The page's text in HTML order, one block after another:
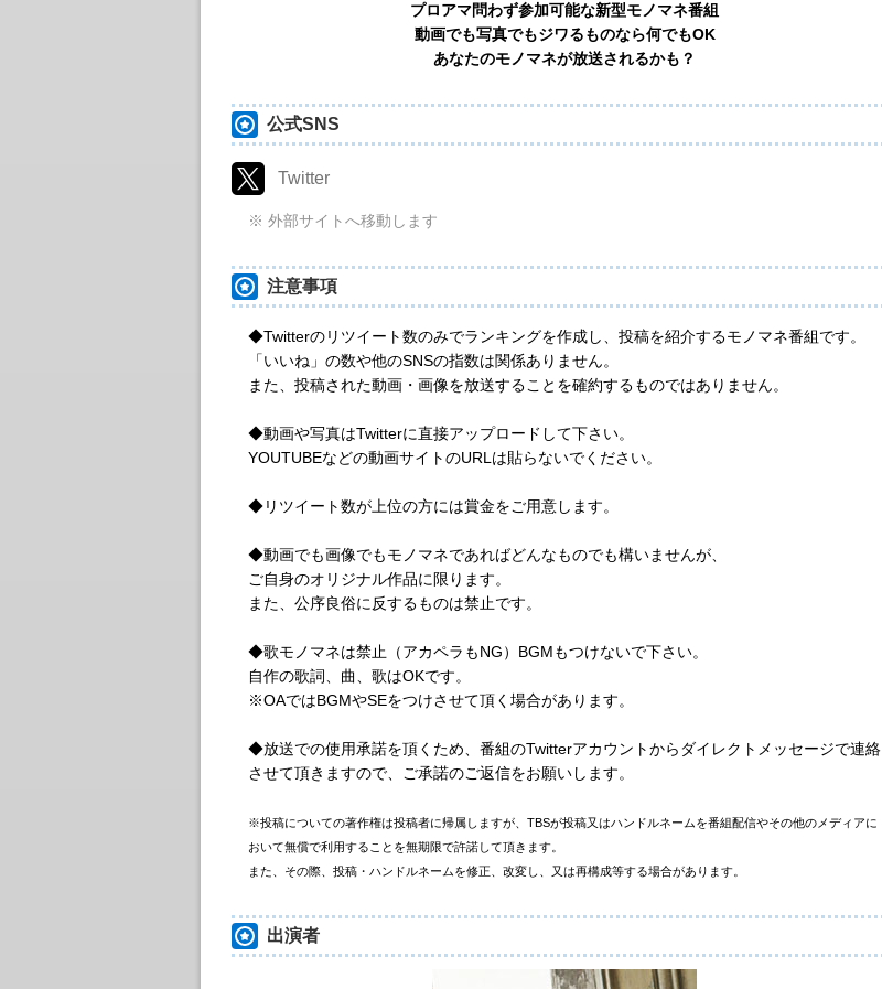
プロアマ問わず参加可能な新型モノマネ番組
動画でも写真でもジワるものなら何でもOK
あなたのモノマネが放送されるかも？
公式SNS
Twitter
※ 外部サイトへ移動します
注意事項
◆Twitterのリツイート数のみでランキングを作成し、投稿を紹介するモノマネ番組です。
「いいね」の数や他のSNSの指数は関係ありません。
また、投稿された動画・画像を放送することを確約するものではありません。
◆動画や写真はTwitterに直接アップロードして下さい。
YOUTUBEなどの動画サイトのURLは貼らないでください。
◆リツイート数が上位の方には賞金をご用意します。
◆動画でも画像でもモノマネであればどんなものでも構いませんが、
ご自身のオリジナル作品に限ります。
また、公序良俗に反するものは禁止です。
◆歌モノマネは禁止（アカペラもNG）BGMもつけないで下さい。
自作の歌詞、曲、歌はOKです。
※OAではBGMやSEをつけさせて頂く場合があります。
◆放送での使用承諾を頂くため、番組のTwitterアカウントからダイレクトメッセージで連絡
させて頂きますので、ご承諾のご返信をお願いします。
※投稿についての著作権は投稿者に帰属しますが、TBSが投稿又はハンドルネームを番組配信やその他のメディアに
おいて無償で利用することを無期限で許諾して頂きます。
また、その際、投稿・ハンドルネームを修正、改変し、又は再構成等する場合があります。
出演者